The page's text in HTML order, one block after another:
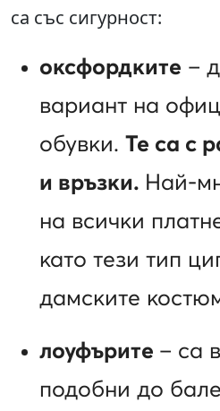
са със сигурност:
оксфордките –
вариант на
обувки. Те са с
и връзки. Най-
на всички
като тези тип
дамските
лоуфърите – са
подобни до